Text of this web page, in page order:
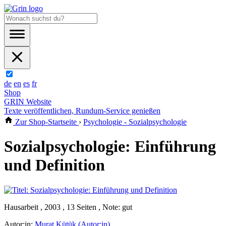
de en es fr
Shop
GRIN Website
Texte veröffentlichen, Rundum-Service genießen
Zur Shop-Startseite › Psychologie - Sozialpsychologie
Sozialpsychologie: Einführung
und Definition
Hausarbeit , 2003 , 13 Seiten , Note: gut
Autor:in: Murat Kütük (Autor:in)